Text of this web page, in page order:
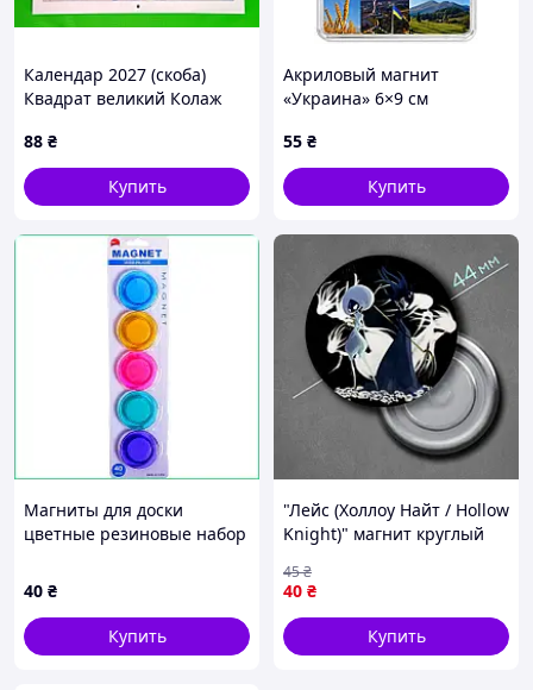
Календар 2027 (скоба)
Квадрат великий Колаж
88 ₴
Купить
Акриловый магнит
«Украина» 6×9 см
55 ₴
Купить
Магниты для доски
цветные резиновые набор
декоративные комплект
аксессуаров T-4005
40 ₴
Купить
"Лейс (Холлоу Найт / Hollow
Knight)" магнит круглый
40 ₴
45₴
Купить